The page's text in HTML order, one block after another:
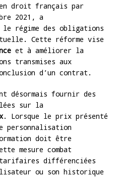
en droit français par
2021, a
le régime des obligations
Cette réforme vise
et à améliorer la
transmises aux
d’un contrat.
désormais fournir des
sur la
. Lorsque le prix présenté
personnalisation
doit être
mesure combat
différenciées
ou son historique